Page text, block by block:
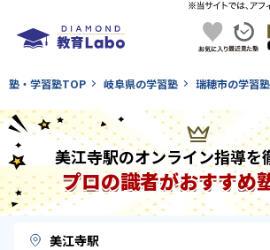
塾・学習塾TOP 岐阜県の学習塾 瑞穂市の学習塾
美江寺駅のオンライン指導を
プロの識者がおすすめ
美江寺駅